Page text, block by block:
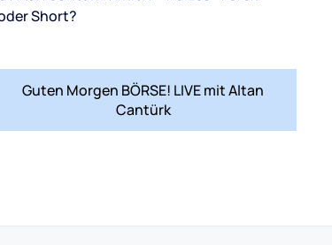
Short?
Guten Morgen BÖRSE! LIVE mit Altan
Cantürk